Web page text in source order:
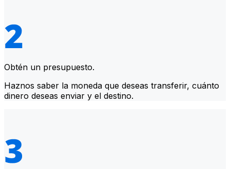
Obtén un presupuesto.
Haznos saber la moneda que deseas transferir, cuánto
dinero deseas enviar y el destino.